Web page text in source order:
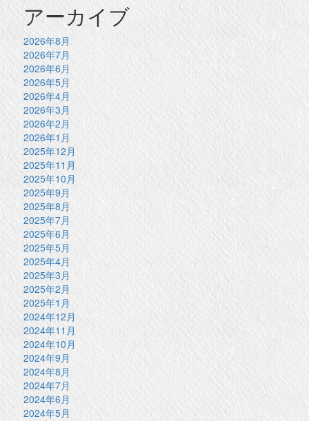
アーカイブ
2026年8月
2026年7月
2026年6月
2026年5月
2026年4月
2026年3月
2026年2月
2026年1月
2025年12月
2025年11月
2025年10月
2025年9月
2025年8月
2025年7月
2025年6月
2025年5月
2025年4月
2025年3月
2025年2月
2025年1月
2024年12月
2024年11月
2024年10月
2024年9月
2024年8月
2024年7月
2024年6月
2024年5月